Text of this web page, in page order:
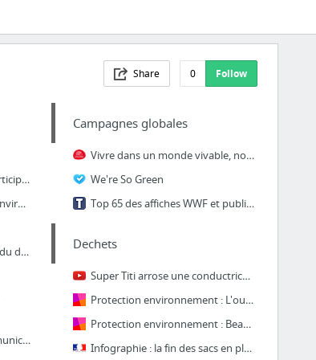
Share 0 Follow
Une piste prometteuse - Participez à la transition énergétique pour la croissance verte
Quarante ans de politique environnementale en France : évolutions, avancées, constante ...
Comment est née la notion du développement durable ? - Ministère de l'Environnement, de...
APACOM - Charte eco communication
Campagnes globales
Vivre dans un monde vivable, notre nouvelle campagne | France Nature Environnement
We're So Green
Top 65 des affiches WWF et publicités choquantes pour une planète vivante | Topito
Dechets
Super Titi arrose une conductrice à Grenoble ! - YouTube
Protection environnement : L'ours - Culturepub
Protection environnement : Beach party - Culturepub
Infographie : la fin des sacs en plastique à usage unique - Ministère de l'Environnemen...